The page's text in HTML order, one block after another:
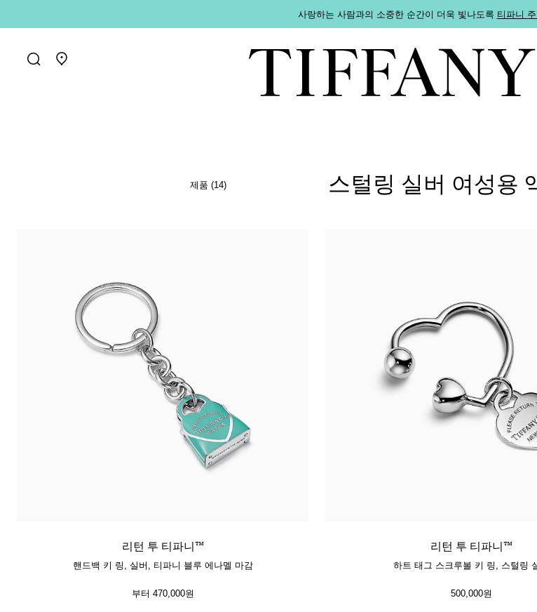
사랑하는 사람과의 소중한 순간이 더욱 빛나도록 티파니
매장 찾기로 가기
티파니 식스틴 스톤 티파니 트루™ 티파
티파니 다이아몬드 전문가와의상담을 예약 티파니 다이아몬드 가이드를 확인해보세
제품 (14) 스털링 실버 여성용
리턴 투 티파니™
핸드백 키 링, 실버, 티파니 블루 에나멜 마감
부터 470,000원
리턴 투 티파니™
하트 태그 스크루볼 키 링, 스털링
500,000원